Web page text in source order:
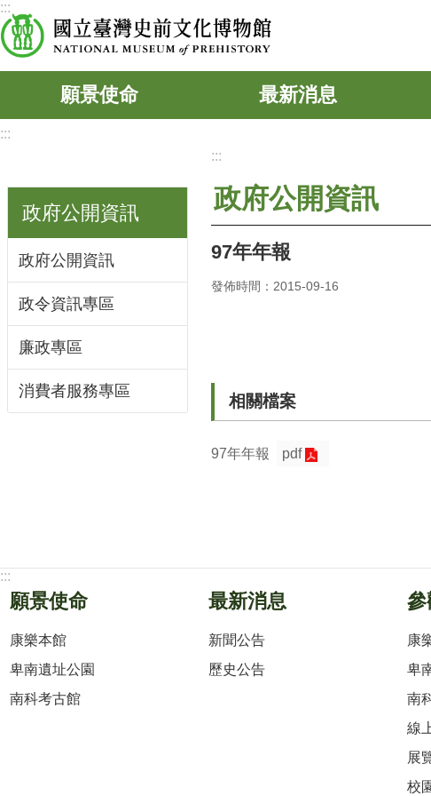
跳到主要內容區塊
:::
願景使命 最新消息
:::
政府公開資訊
政府公開資訊
政令資訊專區
廉政專區
消費者服務專區
:::
政府公開資訊
97年年報
發佈時間：2015-09-16
相關檔案
97年年報 pdf
:::
願景使命
康樂本館
卑南遺址公園
南科考古館
最新消息
新聞公告
歷史公告
參
康
卑
南
線
展
校